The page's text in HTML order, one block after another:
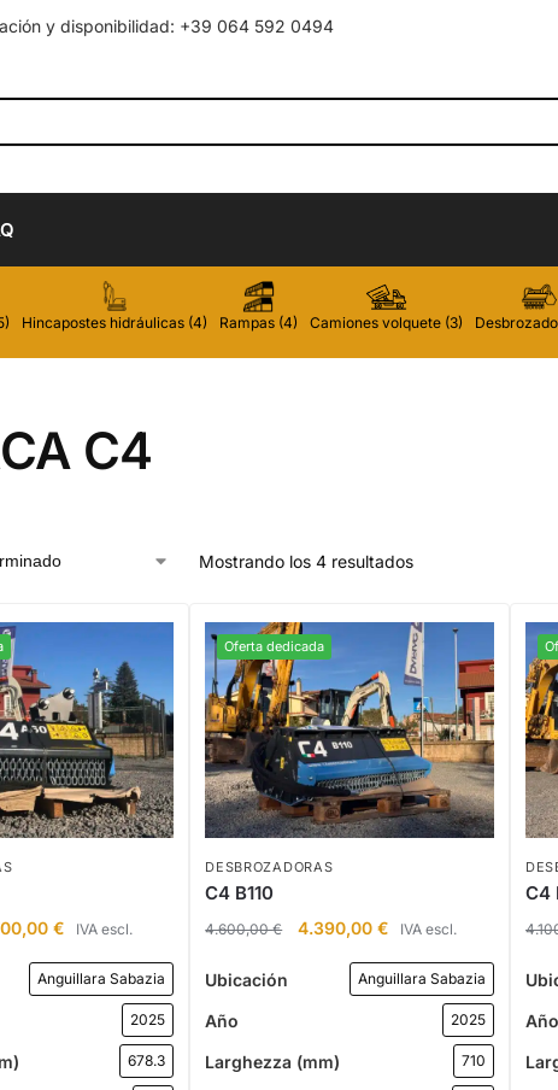
y disponibilidad: +39 064 592 0494
Hincapostes hidráulicas (4) Rampas (4) Camiones volquete (3)
C4
Mostrando los 4 resultados
€ IVA escl.
Anguillara Sabazia
2025
678.3
Oferta dedicada
DESBROZADORAS
C4 B110
4.600,00€ 4.390,00€ IVA escl.
Ubicación Anguillara Sabazia
Año 2025
Larghezza (mm) 710
C4
Año